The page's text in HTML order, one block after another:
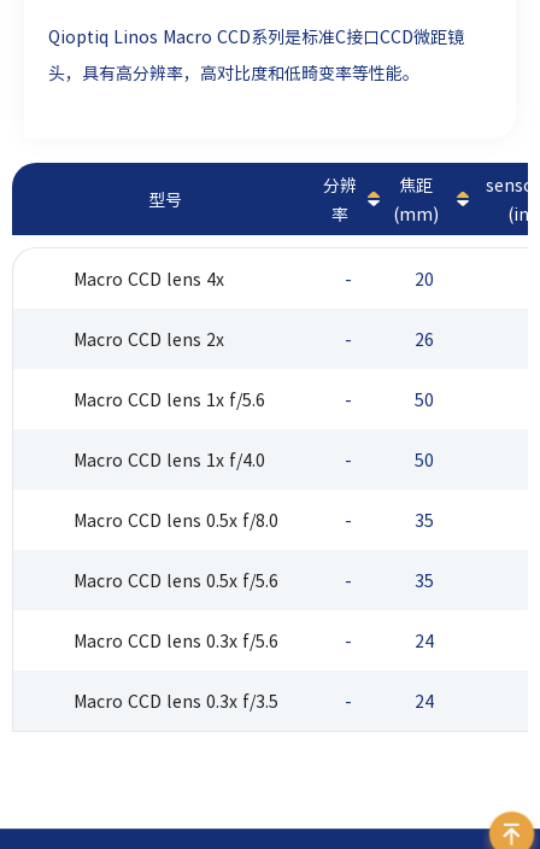
Qioptiq Linos Macro CCD系列是标准C接口CCD微距镜
头，具有高分辨率，高对比度和低畸变率等性能。
型号
分辨
率
焦距
(mm)
Macro CCD lens 4x - 20
Macro CCD lens 2x - 26
Macro CCD lens 1x f/5.6 - 50
Macro CCD lens 1x f/4.0 - 50
Macro CCD lens 0.5x f/8.0 - 35
Macro CCD lens 0.5x f/5.6 - 35
Macro CCD lens 0.3x f/5.6 - 24
Macro CCD lens 0.3x f/3.5 - 24